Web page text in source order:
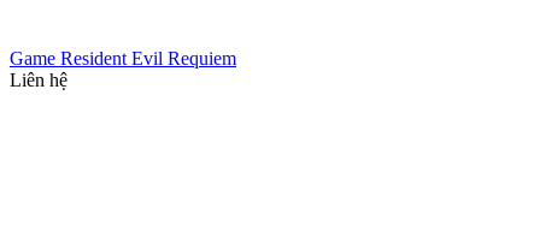
Game Resident Evil Requiem
Liên hệ